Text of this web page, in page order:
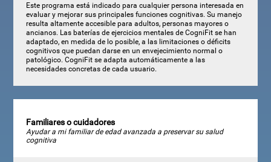
Este programa está indicado para cualquier persona interesada en
evaluar y mejorar sus principales funciones cognitivas. Su manejo
resulta altamente accesible para adultos, personas mayores o
ancianos. Las baterías de ejercicios mentales de CogniFit se han
adaptado, en medida de lo posible, a las limitaciones o déficits
cognitivos que puedan darse en un envejecimiento normal o
patológico. CogniFit se adapta automáticamente a las
necesidades concretas de cada usuario.
Familiares o cuidadores
Ayudar a mi familiar de edad avanzada a preservar su salud
cognitiva